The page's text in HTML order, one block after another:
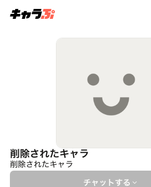
削除されたキャラ
削除されたキャラ
チャットする